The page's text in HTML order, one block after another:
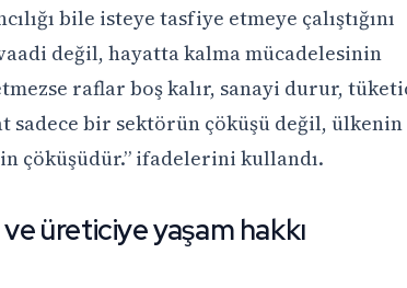
bile isteye tasfiye etmeye çalıştığını
değil, hayatta kalma mücadelesinin
raflar boş kalır, sanayi durur,
sadece bir sektörün çöküşü değil, ülkenin
çöküşüdür.” ifadelerini kullandı.
üreticiye yaşam hakkı